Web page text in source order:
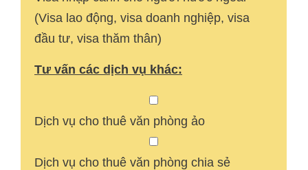
(Visa lao động, visa doanh nghiệp, visa
đầu tư, visa thăm thân)
Tư vấn các dịch vụ khác:
Dịch vụ cho thuê văn phòng ảo
Dịch vụ cho thuê văn phòng chia sẻ